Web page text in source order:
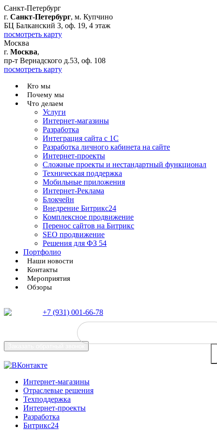
Санкт-Петербург
г. Санкт-Петербург, м. Купчино
БЦ Балканский З, оф. 19, 4 этаж
посмотреть карту
Москва
г. Москва,
пр-т Вернадского д.53, оф. 108
посмотреть карту
Кто мы
Почему мы
Что делаем
Услуги
Интернет-магазины
Разработка
Интеграция сайта с 1С
Разработка личного кабинета на сайте
Интернет-проекты
Сложные проекты и нестандартный функционал
Teхническая поддержка
Мобильные приложения
Интернет-Реклама
Блокчейн
Внедрение Битрикс24
Комплексное продвижение
Перенос сайтов на Битрикс
SEO продвижение
Решения для ФЗ 54
Портфолио
Наши новости
Контакты
Мероприятия
Обзоры
+7 (931) 001-66-78
Интернет-магазины
Отраслевые решения
Техподдержка
Интернет-проекты
Разработка
Битрикс24